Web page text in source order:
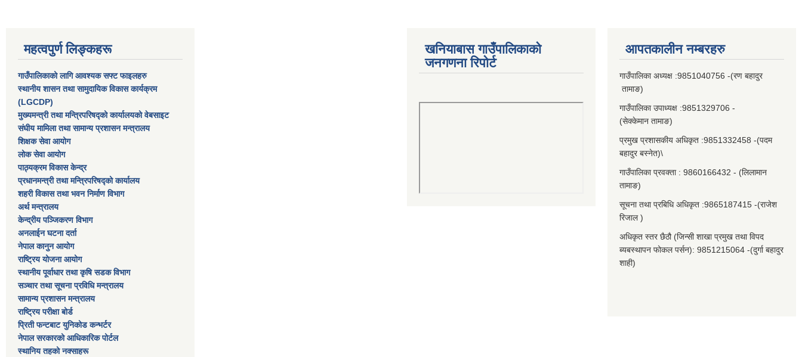
महत्वपुर्ण लिङ्कहरू
गाउँपालिकाको लागि आवश्यक सफ्ट फाइलहरु
स्थानीय शासन तथा सामुदायिक विकास कार्यक्रम
(LGCDP)
मुख्यमन्त्री तथा मन्त्रिपरिषद्को कार्यालयको वेबसाइट
संघीय मामिला तथा सामान्य प्रशासन मन्त्रालय
शिक्षक सेवा आयोग
लोक सेवा आयोग
पाठ्यक्रम विकास केन्द्र
प्रधानमन्त्री तथा मन्त्रिपरिषद्को कार्यालय
शहरी विकास तथा भवन निर्माण विभाग
अर्थ मन्त्रालय
केन्द्रीय पञ्जिकरण विभाग
अनलाईन घटना दर्ता
नेपाल कानुन आयोग
राष्ट्रिय योजना आयोग
स्थानीय पूर्वाधार तथा कृषि सडक विभाग
सञ्‍चार तथा सूचना प्रविधि मन्त्रालय
सामान्य प्रशासन मन्त्रालय
राष्ट्रिय परीक्षा बोर्ड
प्रिती फन्टबाट युनिकोड कन्भर्टर
नेपाल सरकारको आधिकारिक पोर्टल
स्थानिय तहको नक्साहरू
खनियाबास गाउँपालिकाको
जनगणना रिपोर्ट
आपतकालीन नम्बरहरु
गाउँपालिका अध्यक्ष :9851040756 -(रण बहादुर
तामाङ)
गाउँपालिका उपाध्यक्ष :9851329706 -
(सेक्केमान तामाङ)
प्रमुख प्रशासकीय अधिकृत :9851332458 -(पदम
बहादुर बस्नेत)\
गाउँपालिका प्रवक्ता : 9860166432 - (लिलामान
तामाङ)
सूचना तथा प्रबिधि अधिकृत :9865187415 -(राजेश
रिजाल )
अधिकृत स्तर छैठौ (जिन्सी शाखा प्रमुख तथा विपद
ब्यबस्थापन फोकल पर्सन): 9851215064 -(दुर्गा बहादुर
शाही)